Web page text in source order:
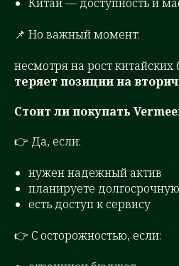
📌 Но важный момент:
несмотря на рост китайских
теряет позиции на
Стоит ли покупать
👉 Да, если:
нужен надежный актив
планируете
есть доступ к сервису
👉 С осторожностью, если: